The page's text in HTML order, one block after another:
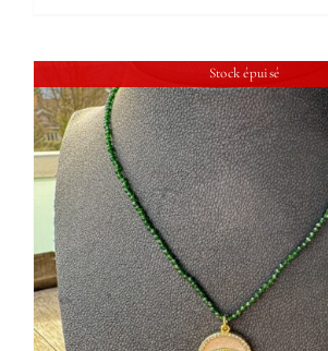
Stock épuisé